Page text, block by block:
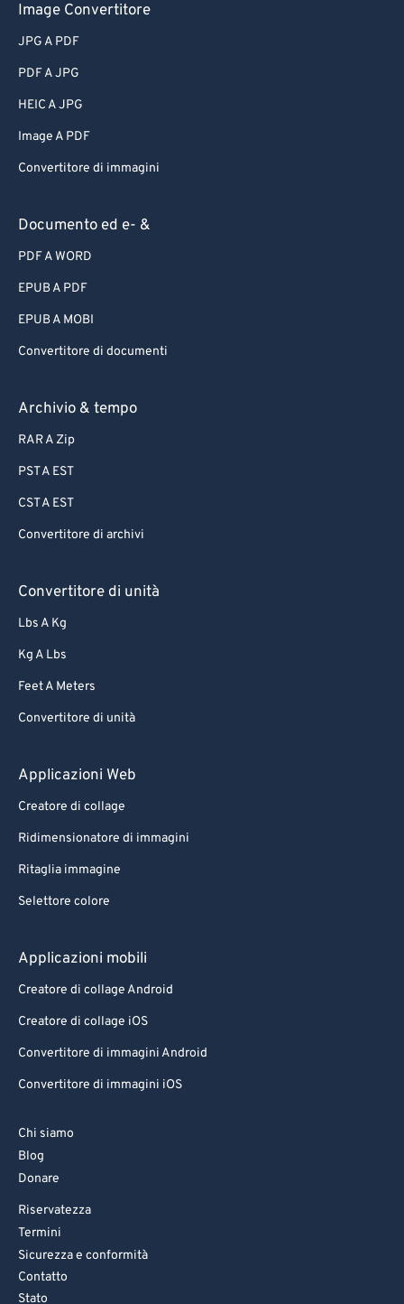
Image Convertitore
JPG A PDF
PDF A JPG
HEIC A JPG
Image A PDF
Convertitore di immagini
Documento ed e- &
PDF A WORD
EPUB A PDF
EPUB A MOBI
Convertitore di documenti
Archivio & tempo
RAR A Zip
PST A EST
CST A EST
Convertitore di archivi
Convertitore di unità
Lbs A Kg
Kg A Lbs
Feet A Meters
Convertitore di unità
Applicazioni Web
Creatore di collage
Ridimensionatore di immagini
Ritaglia immagine
Selettore colore
Applicazioni mobili
Creatore di collage Android
Creatore di collage iOS
Convertitore di immagini Android
Convertitore di immagini iOS
Chi siamo
Blog
Donare
Riservatezza
Termini
Sicurezza e conformità
Contatto
Stato